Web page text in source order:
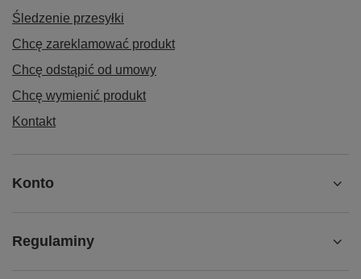
Śledzenie przesyłki
Chcę zareklamować produkt
Chcę odstąpić od umowy
Chcę wymienić produkt
Kontakt
Konto
Regulaminy